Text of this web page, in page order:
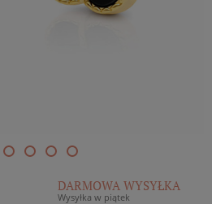
DARMOWA WYSYŁKA
Wysyłka w piątek